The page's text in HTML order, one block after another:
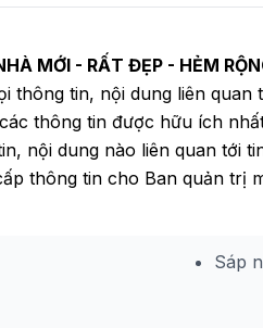
MỚI - RẤT ĐẸP - HẺM
thông tin, nội dung liên
thông tin được hữu ích
nội dung nào liên quan tới
thông tin cho Ban quản trị
Sáp